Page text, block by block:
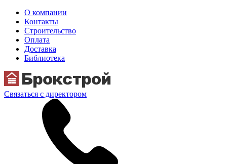
О компании
Контакты
Строительство
Оплата
Доставка
Библиотека
Связаться с директором